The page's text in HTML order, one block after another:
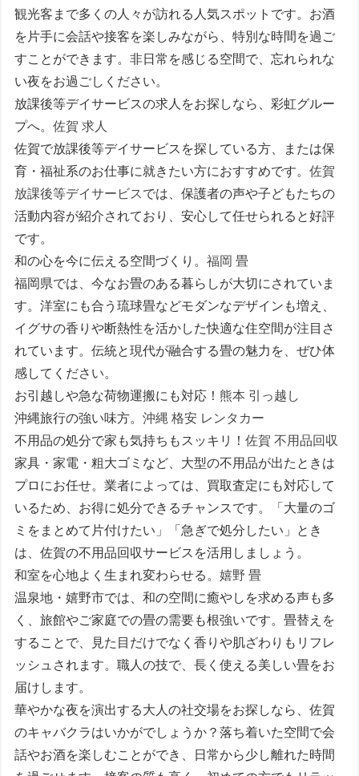
観光客まで多くの人々が訪れる人気スポットです。お酒
を片手に会話や接客を楽しみながら、特別な時間を過ご
すことができます。非日常を感じる空間で、忘れられな
い夜をお過ごしください。
放課後等デイサービスの求人をお探しなら、彩虹グルー
プへ。佐賀 求人
佐賀で放課後等デイサービスを探している方、または保
育・福祉系のお仕事に就きたい方におすすめです。佐賀
放課後等デイサービス では、保護者の声や子どもたちの
活動内容が紹介されており、安心して任せられると好評
です。
和の心を今に伝える空間づくり。福岡 畳
福岡県では、今なお畳のある暮らしが大切にされていま
す。洋室にも合う琉球畳などモダンなデザインも増え、
イグサの香りや断熱性を活かした快適な住空間が注目さ
れています。伝統と現代が融合する畳の魅力を、ぜひ体
感してください。
お引越しや急な荷物運搬にも対応！ 熊本 引っ越し
沖縄旅行の強い味方。沖縄 格安 レンタカー
不用品の処分で家も気持ちもスッキリ！佐賀 不用品回収
家具・家電・粗大ゴミなど、大型の不用品が出たときは
プロにお任せ。業者によっては、買取査定にも対応して
いるため、お得に処分できるチャンスです。「大量のゴ
ミをまとめて片付けたい」「急ぎで処分したい」とき
は、佐賀の不用品回収サービスを活用しましょう。
和室を心地よく生まれ変わらせる。嬉野 畳
温泉地・嬉野市では、和の空間に癒やしを求める声も多
く、旅館やご家庭での畳の需要も根強いです。畳替えを
することで、見た目だけでなく香りや肌ざわりもリフレ
ッシュされます。職人の技で、長く使える美しい畳をお
届けします。
華やかな夜を演出する大人の社交場をお探しなら、佐賀
のキャバクラはいかがでしょうか？落ち着いた空間で会
話やお酒を楽しむことができ、日常から少し離れた時間